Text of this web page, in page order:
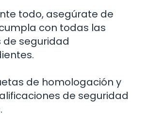
todo, asegúrate de
con todas las
seguridad
de homologación y
de seguridad